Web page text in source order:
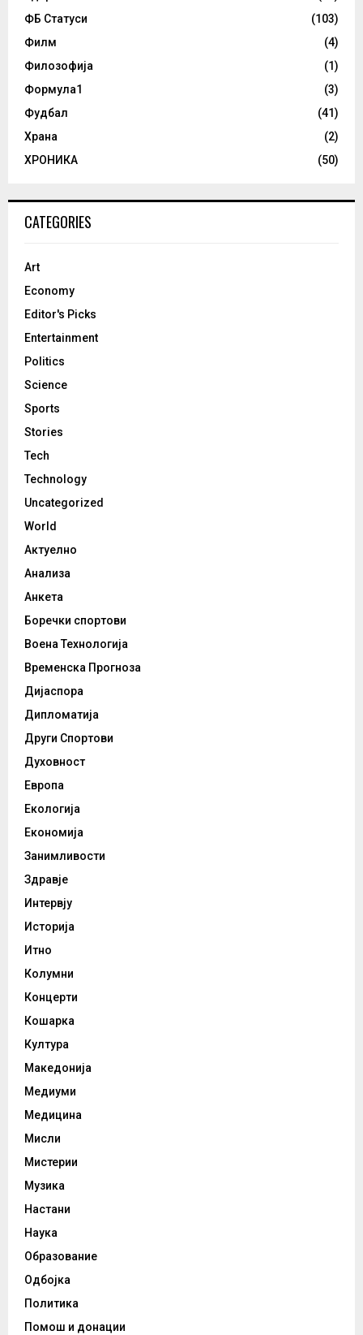
ФБ Статуси
(103)
Филм
(4)
Филозофија
(1)
Формула1
(3)
Фудбал
(41)
Храна
(2)
ХРОНИКА
(50)
CATEGORIES
Art
Economy
Editor's Picks
Entertainment
Politics
Science
Sports
Stories
Tech
Technology
Uncategorized
World
Актуелно
Анализа
Анкета
Боречки спортови
Воена Технологија
Временска Прогноза
Дијаспора
Дипломатија
Други Спортови
Духовност
Европа
Екологија
Економија
Занимливости
Здравје
Интервју
Историја
Итно
Колумни
Концерти
Кошарка
Култура
Македонија
Медиуми
Медицина
Мисли
Мистерии
Музика
Настани
Наука
Образование
Одбојка
Политика
Помош и донации